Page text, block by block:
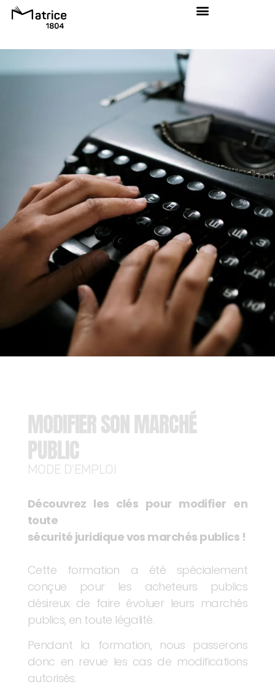
MODIFIER SON MARCHÉ
PUBLIC
MODE D'EMPLOI
Découvrez les clés pour modifier en
toute
sécurité juridique vos marchés publics !
Cette formation a été spécialement
conçue pour les acheteurs publics
désireux de faire évoluer leurs marchés
publics, en toute légalité.
Pendant la formation, nous passerons
donc en revue les cas de modifications
autorisés.